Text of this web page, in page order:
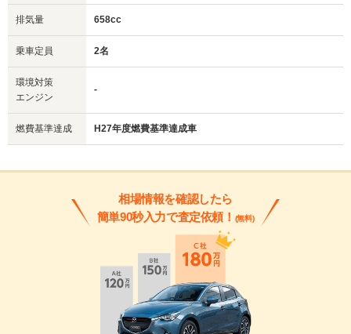
排気量 658cc
乗車定員 2名
環境対策
エンジン
-
燃費基準達成 H27年度燃費基準達成車
相場情報を確認したら
簡単90秒入力で査定依頼！ (無料)